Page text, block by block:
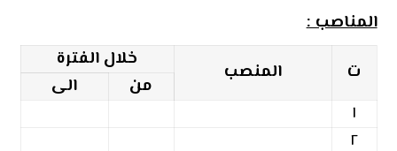
المناصب :
ت
المنصب
خلال الفترة
من
الى
١
٢